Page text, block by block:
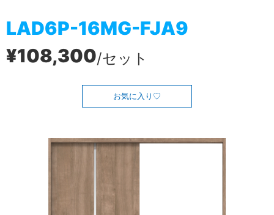
LAD6P-16MG-FJA9
¥108,300/セット
お気に入り